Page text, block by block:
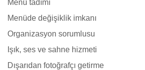
Menü tadımı
Menüde değişiklik imkanı
Organizasyon sorumlusu
Işık, ses ve sahne hizmeti
Dışarıdan fotoğrafçı getirme